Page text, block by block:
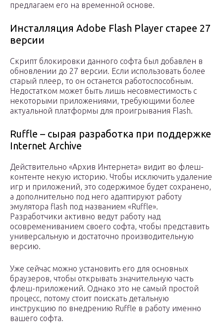
предлагаем его на временной основе.
Инсталляция Adobe Flash Player старее 27
версии
Скрипт блокировки данного софта был добавлен в
обновлении до 27 версии. Если использовать более
старый плеер, то он останется работоспособным.
Недостатком может быть лишь несовместимость с
некоторыми приложениями, требующими более
актуальной платформы для проигрывания Flash.
Ruffle – сырая разработка при поддержке
Internet Archive
Действительно «Архив Интернета» видит во флеш-
контенте некую историю. Чтобы исключить удаление
игр и приложений, это содержимое будет сохранено,
а дополнительно под него адаптируют работу
эмулятора flash под названием «Ruffle».
Разработчики активно ведут работу над
осовремениванием своего софта, чтобы представить
универсальную и достаточно производительную
версию.
Уже сейчас можно установить его для основных
браузеров, чтобы открывать значительную часть
флеш-приложений. Однако это не самый простой
процесс, потому стоит поискать детальную
инструкцию по внедрению Ruffle в работу именно
вашего софта.